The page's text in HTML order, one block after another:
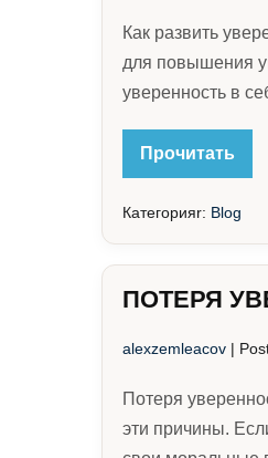
Как развить
для повышения
уверенность в
Прочитать
Категорияr: Blog
ПОТЕРЯ
alexzemleacov |
Потеря
эти причины.